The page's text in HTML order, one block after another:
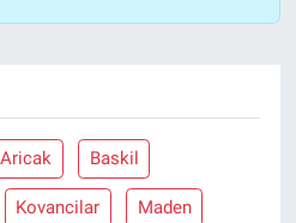
Aricak Baskil
Kovancilar Maden